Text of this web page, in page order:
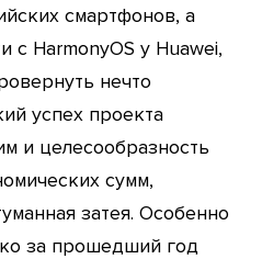
смартфонов, а
с HarmonyOS у Huawei,
нечто
успех проекта
и целесообразность
сумм,
затея. Особенно
за прошедший год